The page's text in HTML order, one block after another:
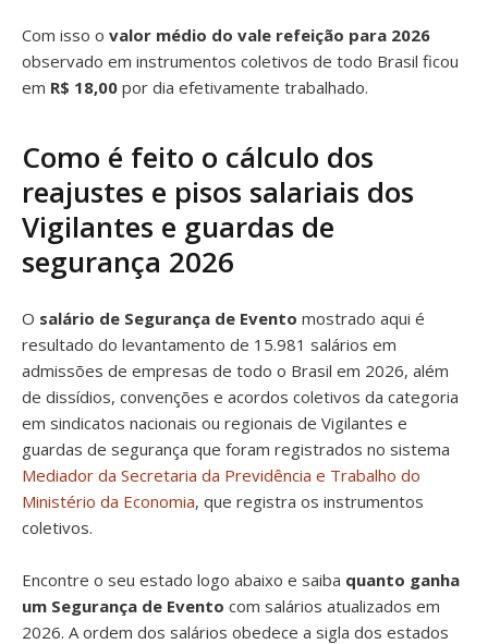
Com isso o valor médio do vale refeição para 2026
observado em instrumentos coletivos de todo Brasil ficou
em R$ 18,00 por dia efetivamente trabalhado.
Como é feito o cálculo dos
reajustes e pisos salariais dos
Vigilantes e guardas de
segurança 2026
O salário de Segurança de Evento mostrado aqui é
resultado do levantamento de 15.981 salários em
admissões de empresas de todo o Brasil em 2026, além
de dissídios, convenções e acordos coletivos da categoria
em sindicatos nacionais ou regionais de Vigilantes e
guardas de segurança que foram registrados no sistema
Mediador da Secretaria da Previdência e Trabalho do
Ministério da Economia, que registra os instrumentos
coletivos.
Encontre o seu estado logo abaixo e saiba quanto ganha
um Segurança de Evento com salários atualizados em
2026. A ordem dos salários obedece a sigla dos estados